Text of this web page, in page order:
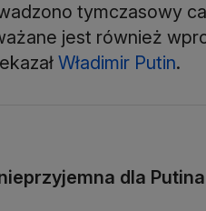
tymczasowy
jest również
Władimir Putin.
dla